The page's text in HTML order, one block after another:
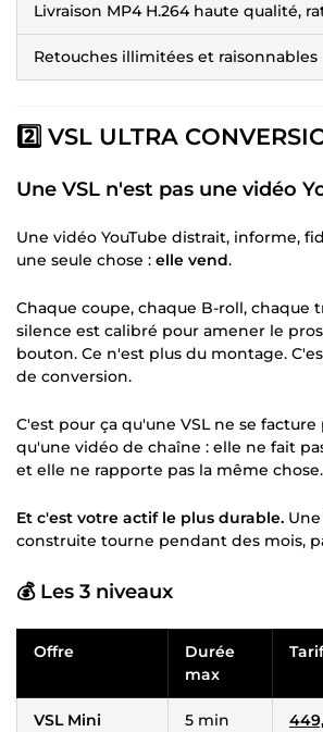
Livraison MP4 H.264 haute qualité,
Retouches illimitées et raisonnables
2️⃣ VSL ULTRA
Une VSL n'est pas une vidéo
Une vidéo YouTube distrait, informe,
une seule chose : elle vend.
Chaque coupe, chaque B-roll, chaque
silence est calibré pour amener le
bouton. Ce n'est plus du montage.
de conversion.
C'est pour ça qu'une VSL ne se
qu'une vidéo de chaîne : elle ne fait
et elle ne rapporte pas la même chose.
Et c'est votre actif le plus durable.
construite tourne pendant des mois,
💰 Les 3 niveaux
Offre
Durée
max
VSL Mini 5 min